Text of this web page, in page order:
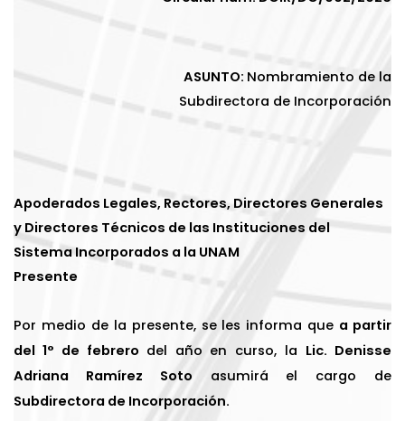
ASUNTO: Nombramiento de la
Subdirectora de Incorporación
Apoderados Legales, Rectores, Directores Generales
y Directores Técnicos de las Instituciones del
Sistema Incorporados a la UNAM
Presente
Por medio de la presente, se les informa que a partir
del 1° de febrero del año en curso, la Lic. Denisse
Adriana Ramírez Soto asumirá el cargo de
Subdirectora de Incorporación.